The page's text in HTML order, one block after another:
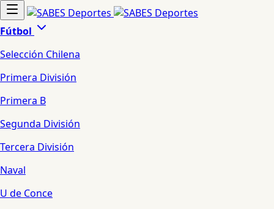
Fútbol
Selección Chilena
Primera División
Primera B
Segunda División
Tercera División
Naval
U de Conce